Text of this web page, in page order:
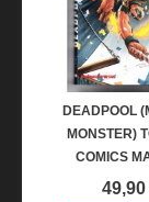
DEADPOOL
MONSTER)
COMICS
Prix
49,90